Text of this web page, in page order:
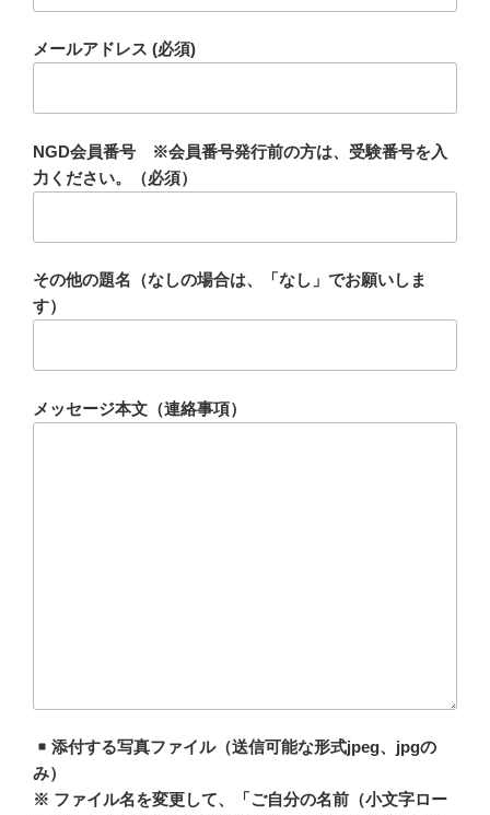
メールアドレス (必須)
NGD会員番号 ※会員番号発行前の方は、受験番号を入
力ください。（必須）
その他の題名（なしの場合は、「なし」でお願いしま
す）
メッセージ本文（連絡事項）
添付する写真ファイル（送信可能な形式jpeg、jpgの
み）
※ ファイル名を変更して、「ご自分の名前（小文字ロー